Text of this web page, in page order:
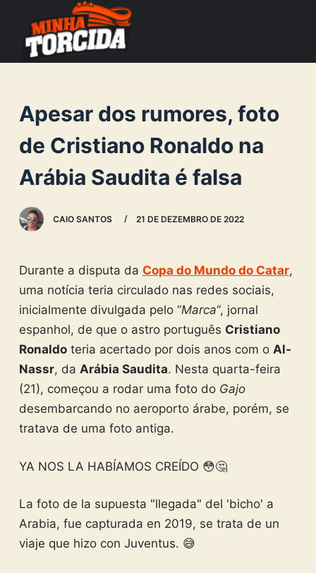
o
o
e
Apesar dos rumores, foto
de Cristiano Ronaldo na
Arábia Saudita é falsa
CAIO SANTOS 21 DE DEZEMBRO DE 2022
Durante a disputa da Copa do Mundo do Catar,
uma notícia teria circulado nas redes sociais,
inicialmente divulgada pelo “Marca“, jornal
espanhol, de que o astro português Cristiano
Ronaldoteria acertado por dois anos com o Al-
Nassr, da Arábia Saudita. Nesta quarta-feira
(21), começou a rodar uma foto do Gajo
desembarcando no aeroporto árabe, porém, se
tratava de uma foto antiga.
YA NOS LA HABÍAMOS CREÍDO 😳🤔
La foto de la supuesta "llegada" del 'bicho' a
Arabia, fue capturada en 2019, se trata de un
viaje que hizo con Juventus. 😅